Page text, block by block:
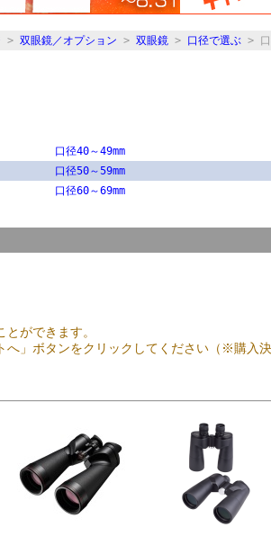
> 双眼鏡／オプション > 双眼鏡> 口径で選ぶ> 口
口径40～49mm
口径50～59mm
口径60～69mm
ができます。
へ」ボタンをクリックしてください（※購入